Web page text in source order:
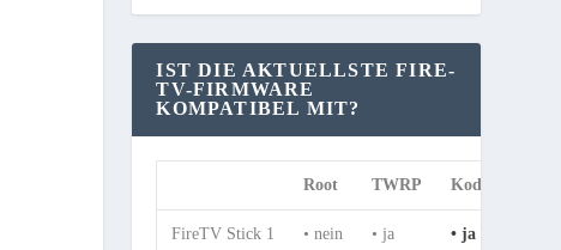
IST DIE AKTUELLSTE FIRE-
TV-FIRMWARE
KOMPATIBEL MIT?
Root TWRP Kodi
FireTV Stick 1 • nein • ja • ja